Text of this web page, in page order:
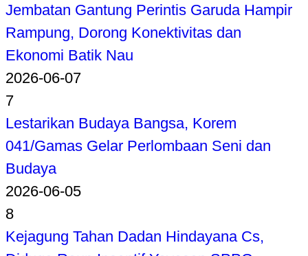
Jembatan Gantung Perintis Garuda Hampir
Rampung, Dorong Konektivitas dan
Ekonomi Batik Nau
2026-06-07
7
Lestarikan Budaya Bangsa, Korem
041/Gamas Gelar Perlombaan Seni dan
Budaya
2026-06-05
8
Kejagung Tahan Dadan Hindayana Cs,